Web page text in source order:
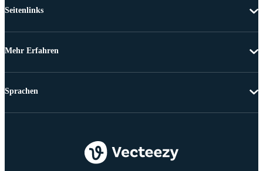
Seitenlinks
Mehr Erfahren
Sprachen